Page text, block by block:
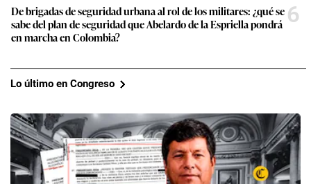
De brigadas de seguridad urbana al rol de los militares: ¿qué se
sabe del plan de seguridad que Abelardo de la Espriella pondrá
en marcha en Colombia?
6
Lo último en Congreso